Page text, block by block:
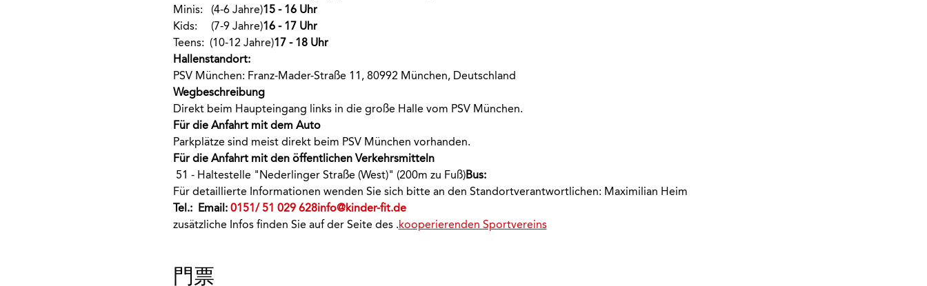
Minis:
(4-6 Jahre)15 - 16 Uhr
Kids:
(7-9 Jahre)16 - 17 Uhr
Teens: (10-12 Jahre)17 - 18 Uhr
Hallenstandort:
PSV München: Franz-Mader-Straße 11, 80992 München, Deutschland
Wegbeschreibung
Direkt beim Haupteingang links in die große Halle vom PSV München.
Für die Anfahrt mit dem Auto
Parkplätze sind meist direkt beim PSV München vorhanden.
Für die Anfahrt mit den öffentlichen Verkehrsmitteln
51 - Haltestelle "Nederlinger Straße (West)" (200m zu Fuß)Bus:
Für detaillierte Informationen wenden Sie sich bitte an den Standortverantwortlichen: Maximilian Heim
Tel.: Email: 0151/ 51 029 628info@kinder-fit.de
zusätzliche Infos finden Sie auf der Seite des .kooperierenden Sportvereins
門票